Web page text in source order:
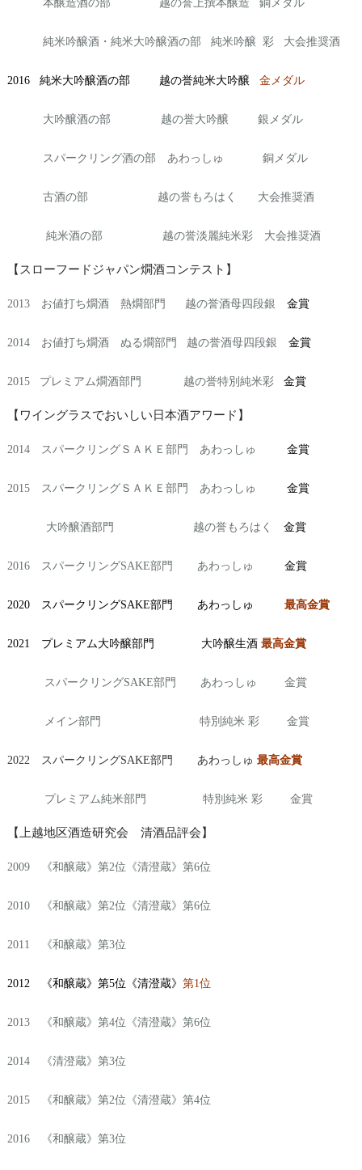
純米吟醸酒・純米大吟醸酒の部 純米吟醸 彩 大会推奨酒
2016 純米大吟醸酒の部 越の誉純米大吟醸 金メダル
大吟醸酒の部 越の誉大吟醸 銀メダル
スパークリング酒の部 あわっしゅ 銅メダル
古酒の部 越の誉もろはく 大会推奨酒
純米酒の部 越の誉淡麗純米彩 大会推奨酒
【スローフードジャパン燗酒コンテスト】
2013 お値打ち燗酒 熱燗部門 越の誉酒母四段銀 金賞
2014 お値打ち燗酒 ぬる燗部門 越の誉酒母四段銀 金賞
2015 プレミアム燗酒部門 越の誉特別純米彩 金賞
【ワイングラスでおいしい日本酒アワード】
2014 スパークリングＳＡＫＥ部門 あわっしゅ 金賞
2015 スパークリングＳＡＫＥ部門 あわっしゅ 金賞
大吟醸酒部門 越の誉もろはく 金賞
2016 スパークリングSAKE部門 あわっしゅ 金賞
2020 スパークリングSAKE部門 あわっしゅ 最高金賞
2021 プレミアム大吟醸部門 大吟醸生酒 最高金賞
スパークリングSAKE部門 あわっしゅ 金賞
メイン部門 特別純米 彩 金賞
2022 スパークリングSAKE部門 あわっしゅ 最高金賞
プレミアム純米部門 特別純米 彩 金賞
【上越地区酒造研究会 清酒品評会】
2009 《和醸蔵》第2位《清澄蔵》第6位
2010 《和醸蔵》第2位《清澄蔵》第6位
2011 《和醸蔵》第3位
2012 《和醸蔵》第5位《清澄蔵》 第1位
2013 《和醸蔵》第4位《清澄蔵》第6位
2014 《清澄蔵》第3位
2015 《和醸蔵》第2位《清澄蔵》第4位
2016 《和醸蔵》第3位